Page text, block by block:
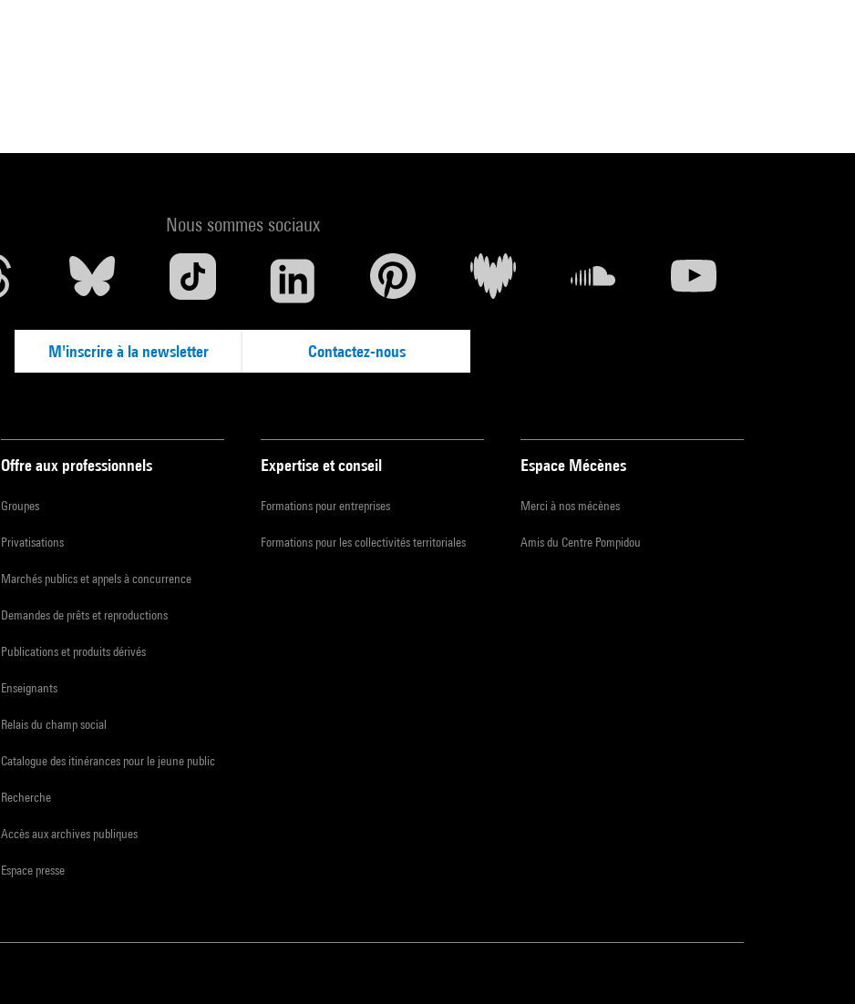
Nous sommes sociaux
M'inscrire à la newsletter Contactez-nous
Offre aux professionnels
Groupes
Privatisations
Marchés publics et appels à concurrence
Demandes de prêts et reproductions
Publications et produits dérivés
Enseignants
Relais du champ social
Catalogue des itinérances pour le jeune public
Recherche
Accès aux archives publiques
Espace presse
Expertise et conseil
Formations pour entreprises
Formations pour les collectivités territoriales
Espace Mécènes
Merci à nos mécènes
Amis du Centre Pompidou